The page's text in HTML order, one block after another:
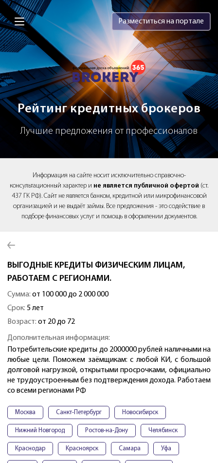
Brokery365 - Рейтинг кредитных
Разместиться на портале
Рейтинг кредитных брокеров
Лучшие предложения от профессионалов
Информация на сайте носит исключительно справочно-
консультационный характер и не является публичной офертой (ст.
437 ГК РФ). Сайт не является банком, кредитной или микрофинансовой
организацией и не выдаёт займы. Все предложения - это содействие в
подборе финансовых услуг и помощь в оформлении документов.
ВЫГОДНЫЕ КРЕДИТЫ ФИЗИЧЕСКИМ ЛИЦАМ,
РАБОТАЕМ С РЕГИОНАМИ.
Сумма: от 100 000 до 2 000 000
Срок: 5 лет
Возраст: от 20 до 72
Дополнительная информация:
Потребительские кредиты до 2000000 рублей наличными на
любые цели. Поможем заёмщикам: с любой КИ, с большой
долговой нагрузкой, открытыми просрочками, официально
не трудоустроенным без подтверждения дохода. Работаем
со всеми регионами РФ
Москва Санкт-Петербург Новосибирск
Нижний Новгород Ростов-на-Дону Челябинск
Краснодар Красноярск Самара Уфа